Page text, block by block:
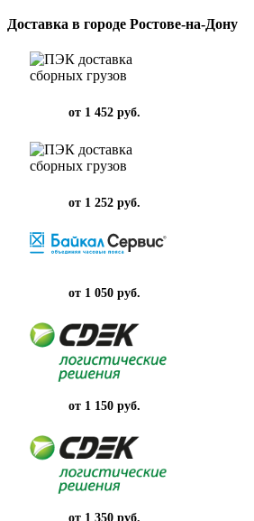
Доставка в городе Ростове-на-Дону
от 1 452 руб.
от 1 252 руб.
от 1 050 руб.
от 1 150 руб.
от 1 350 руб.